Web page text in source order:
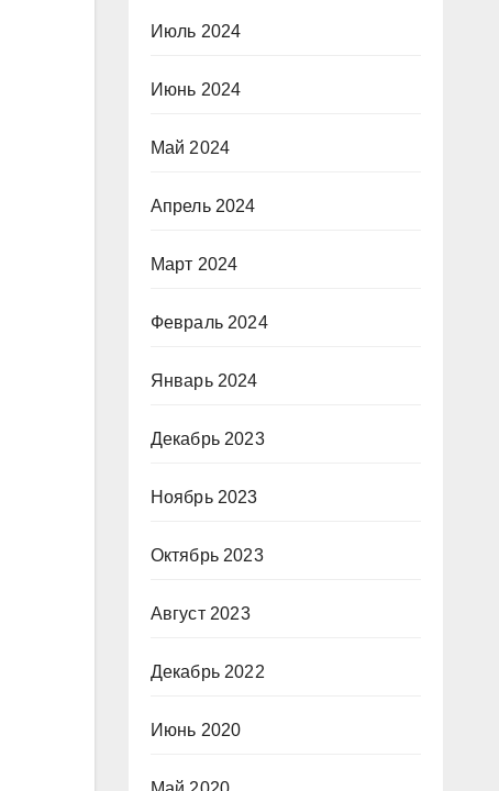
Июль 2024
Июнь 2024
Май 2024
Апрель 2024
Март 2024
Февраль 2024
Январь 2024
Декабрь 2023
Ноябрь 2023
Октябрь 2023
Август 2023
Декабрь 2022
Июнь 2020